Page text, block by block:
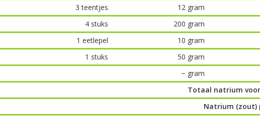
3 teentjes 12 gram
4 stuks 200 gram
1 eetlepel 10 gram
1 stuks 50 gram
~ gram
Totaal natrium
Natrium (zout)